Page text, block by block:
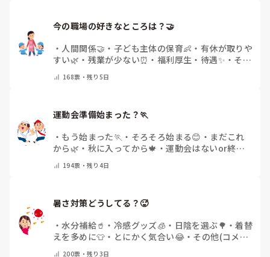
今回は、今少し治まっている痛みがぶり返したどうしようと
いう思いもあり、ちょっと無理かも…と思い始めています。
まだ急性期ということと、昔、夫が腰を痛めてすぐに整骨院
に行ってより酷くなって帰ってきたことがあり、怖くて行け
・ 人間関係🤝 ・ 子ども主体の保育👶 ・ 有休が取りや
すい🌿 ・ 残業が少ない⏰ ・ 福利厚生・待遇✨ ・ その
168票・残り5日
運動会準備始まった？🏃
・ もう始まった🏃 ・ そろそろ始まる😊 ・ まだこれ
から🌿 ・ 秋に入ってから🍁 ・運動会はないor終わ
194票・残り4日
暑さ対策どうしてる？🥵
・水分補給🥤 ・ 冷感グッズ🧊 ・ 日陰を選ぶ🌳 ・着替
えを多めに👕 ・ とにかく気合い😂・ その他(コメン
200票・残り3日